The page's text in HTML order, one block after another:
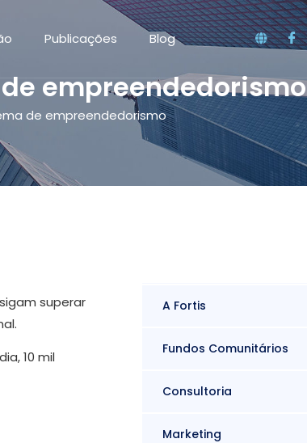
Publicações Blog
empreendedorismo
de empreendedorismo
superar
10 mil
A Fortis
Fundos Comunitários
Consultoria
Marketing